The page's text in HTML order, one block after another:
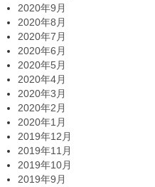
2020年9月
2020年8月
2020年7月
2020年6月
2020年5月
2020年4月
2020年3月
2020年2月
2020年1月
2019年12月
2019年11月
2019年10月
2019年9月